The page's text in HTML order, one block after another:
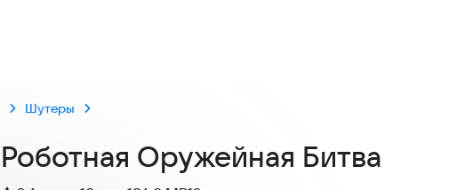
Шутеры
Роботная Оружейная Битва